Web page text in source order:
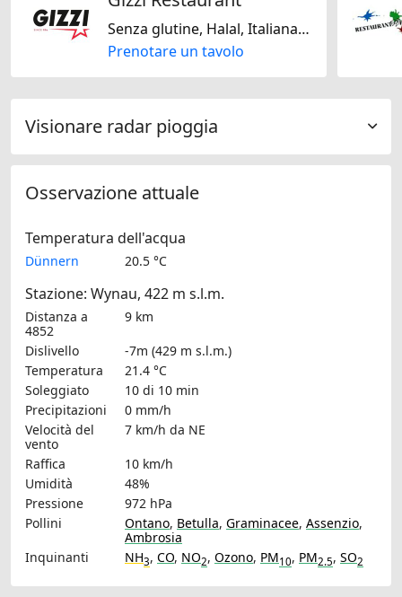
Senza glutine, Halal, Italiana, Svizzera, Tedesco, Stagionale, Europa Centrale, Mediterranea, Fast Food, Americana, Regionale
Prenotare un tavolo
Visionare radar pioggia
Osservazione attuale
Temperatura dell'acqua
Dünnern 20.5 °C
Stazione: Wynau, 422 m s.l.m.
Distanza a
4852
9 km
Dislivello
-7m (429 m s.l.m.)
Temperatura
21.4 °C
Soleggiato
10 di 10 min
Precipitazioni
0 mm/h
Velocità del
vento
7 km/h da NE
Raffica
10 km/h
Umidità
48%
Pressione
972 hPa
Pollini
Ontano, Betulla, Graminacee, Assenzio,
Ambrosia
Inquinanti
NH3, CO, NO2, Ozono, PM10, PM2.5, SO2